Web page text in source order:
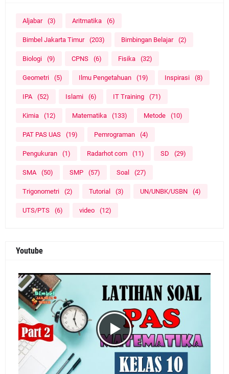
Aljabar (3) Aritmatika (6)
Bimbel Jakarta Timur (203) Bimbingan Belajar (2)
Biologi (9) CPNS (6) Fisika (32)
Geometri (5) Ilmu Pengetahuan (19) Inspirasi (8)
IPA (52) Islami (6) IT Training (71)
Kimia (12) Matematika (133) Metode (10)
PAT PAS UAS (19) Pemrograman (4)
Pengukuran (1) Radarhot com (11) SD (29)
SMA (50) SMP (57) Soal (27)
Trigonometri (2) Tutorial (3) UN/UNBK/USBN (4)
UTS/PTS (6) video (12)
Youtube